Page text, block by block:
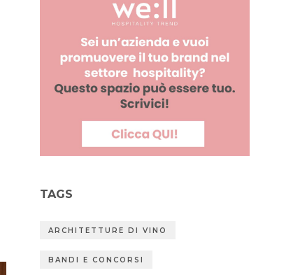
TAGS
ARCHITETTURE DI VINO
BANDI E CONCORSI